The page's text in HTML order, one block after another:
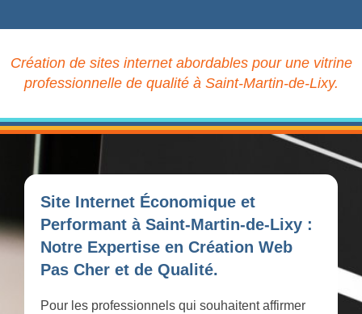
Création de sites internet abordables pour une vitrine
professionnelle de qualité à Saint-Martin-de-Lixy.
Site Internet Économique et
Performant à Saint-Martin-de-Lixy :
Notre Expertise en Création Web
Pas Cher et de Qualité.
Pour les professionnels qui souhaitent affirmer